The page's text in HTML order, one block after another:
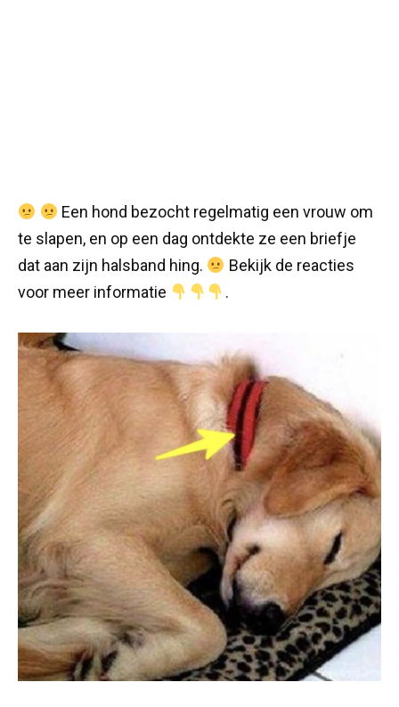
Een hond bezocht regelmatig een vrouw om
te slapen, en op een dag ontdekte ze een briefje
dat aan zijn halsband hing.
Bekijk de reacties
voor meer informatie
.